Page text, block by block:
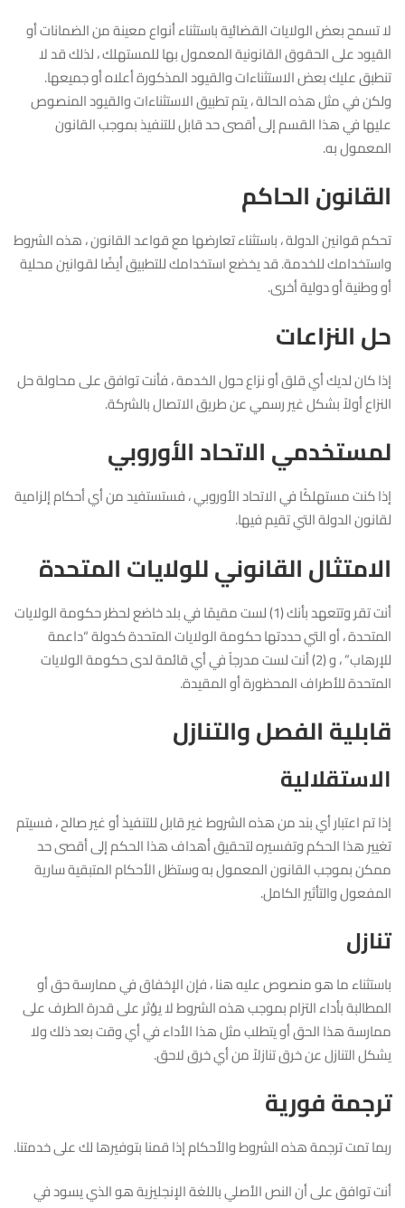
لا تسمح بعض الولايات القضائية باستثناء أنواع معينة من الضمانات أو
القيود على الحقوق القانونية المعمول بها للمستهلك ، لذلك قد لا
تنطبق عليك بعض الاستثناءات والقيود المذكورة أعلاه أو جميعها.
ولكن في مثل هذه الحالة ، يتم تطبيق الاستثناءات والقيود المنصوص
عليها في هذا القسم إلى أقصى حد قابل للتنفيذ بموجب القانون
المعمول به.
القانون الحاكم
تحكم قوانين الدولة ، باستثناء تعارضها مع قواعد القانون ، هذه الشروط
واستخدامك للخدمة. قد يخضع استخدامك للتطبيق أيضًا لقوانين محلية
أو وطنية أو دولية أخرى.
حل النزاعات
إذا كان لديك أي قلق أو نزاع حول الخدمة ، فأنت توافق على محاولة حل
النزاع أولاً بشكل غير رسمي عن طريق الاتصال بالشركة.
لمستخدمي الاتحاد الأوروبي
إذا كنت مستهلكًا في الاتحاد الأوروبي ، فستستفيد من أي أحكام إلزامية
لقانون الدولة التي تقيم فيها.
الامتثال القانوني للولايات المتحدة
أنت تقر وتتعهد بأنك (1) لست مقيمًا في بلد خاضع لحظر حكومة الولايات
المتحدة ، أو التي حددتها حكومة الولايات المتحدة كدولة “داعمة
للإرهاب” ، و (2) أنت لست مدرجاً في أي قائمة لدى حكومة الولايات
المتحدة للأطراف المحظورة أو المقيدة.
قابلية الفصل والتنازل
الاستقلالية
إذا تم اعتبار أي بند من هذه الشروط غير قابل للتنفيذ أو غير صالح ، فسيتم
تغيير هذا الحكم وتفسيره لتحقيق أهداف هذا الحكم إلى أقصى حد
ممكن بموجب القانون المعمول به وستظل الأحكام المتبقية سارية
المفعول والتأثير الكامل.
تنازل
باستثناء ما هو منصوص عليه هنا ، فإن الإخفاق في ممارسة حق أو
المطالبة بأداء التزام بموجب هذه الشروط لا يؤثر على قدرة الطرف على
ممارسة هذا الحق أو يتطلب مثل هذا الأداء في أي وقت بعد ذلك ولا
يشكل التنازل عن خرق تنازلاً من أي خرق لاحق.
ترجمة فورية
ربما تمت ترجمة هذه الشروط والأحكام إذا قمنا بتوفيرها لك على خدمتنا.
أنت توافق على أن النص الأصلي باللغة الإنجليزية هو الذي يسود في